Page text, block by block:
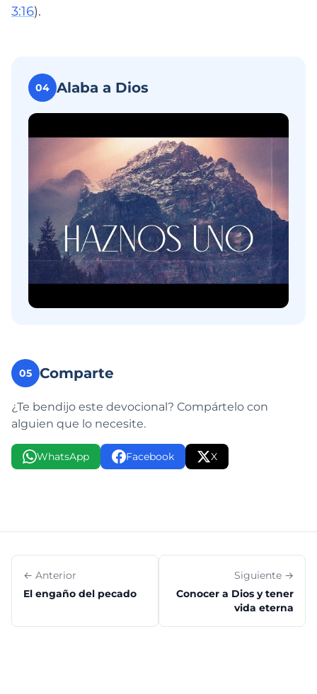
3:16).
04 Alaba a Dios
05 Comparte
¿Te bendijo este devocional? Compártelo con
alguien que lo necesite.
WhatsApp Facebook X
← Anterior
El engaño del pecado
Siguiente →
Conocer a Dios y tener
vida eterna